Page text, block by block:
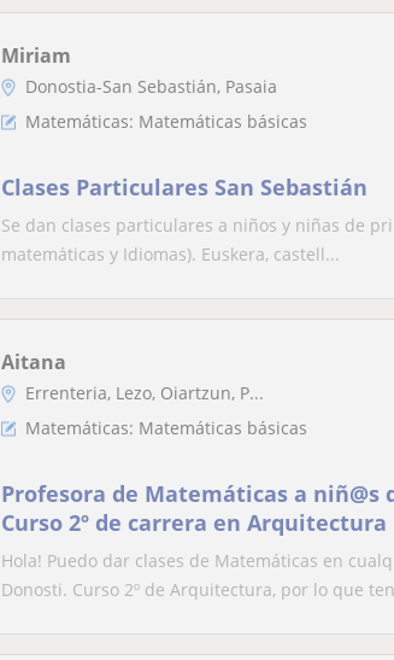
Miriam
Donostia-San Sebastián, Pasaia
Matemáticas: Matemáticas básicas
Clases Particulares San Sebastián
Se dan clases particulares a niños y niñas de
matemáticas y Idiomas). Euskera, castell...
Aitana
Errenteria, Lezo, Oiartzun, P...
Matemáticas: Matemáticas básicas
Profesora de Matemáticas a niñ@s
Curso 2º de carrera en Arquitectura
Hola! Puedo dar clases de Matemáticas en
Donosti. Curso 2º de Arquitectura, por lo que